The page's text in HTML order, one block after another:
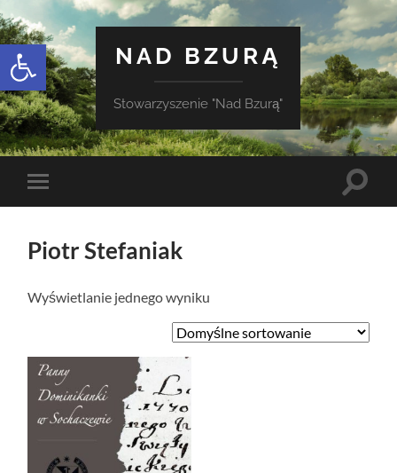
Otwórz pasek narzędzi
NAD BZURĄ
Stowarzyszenie "Nad Bzurą"
Toggle
mobile
Toggle
Piotr Stefaniak
Wyświetlanie jednego wyniku